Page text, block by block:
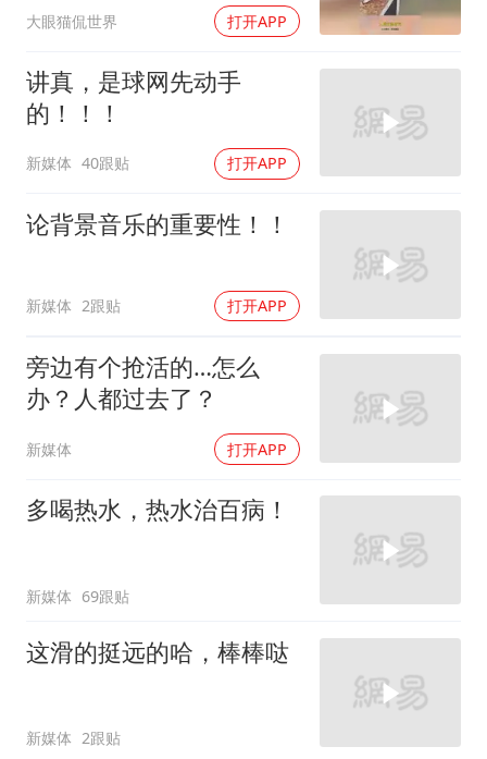
几元成本的AI广告导致千万市值蒸发
乐享全民健身 共筑健康中国
大眼猫侃世界 打开APP
讲真，是球网先动手
的！！！
新媒体 40跟贴 打开APP
论背景音乐的重要性！！
新媒体 2跟贴 打开APP
旁边有个抢活的…怎么
办？人都过去了？
新媒体 打开APP
多喝热水，热水治百病！
新媒体 69跟贴
这滑的挺远的哈，棒棒哒
新媒体 2跟贴